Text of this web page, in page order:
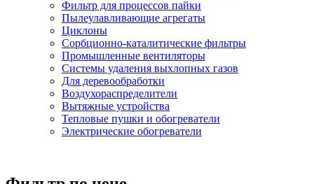
Фильтр для процессов пайки
Пылеулавливающие агрегаты
Циклоны
Сорбционно-каталитические фильтры
Промышленные вентиляторы
Системы удаления выхлопных газов
Для деревообработки
Воздухораспределители
Вытяжные устройства
Тепловые пушки и обогреватели
Электрические обогреватели